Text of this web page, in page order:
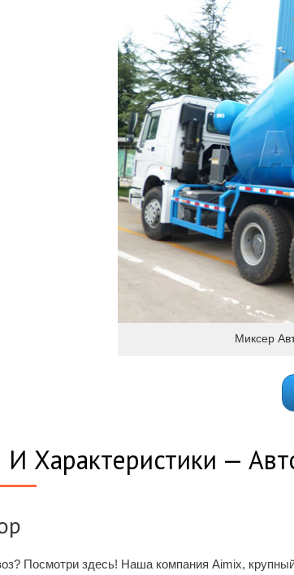
Миксер
Характеристики —
Посмотри здесь! Наша компания Aimix,